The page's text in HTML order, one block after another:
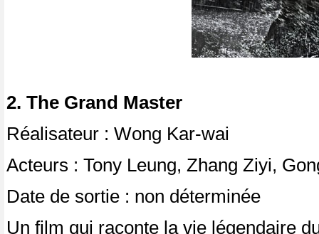
2. The Grand Master
Réalisateur : Wong Kar-wai
Acteurs : Tony Leung, Zhang Ziyi,
Date de sortie : non déterminée
Un film qui raconte la vie légendaire